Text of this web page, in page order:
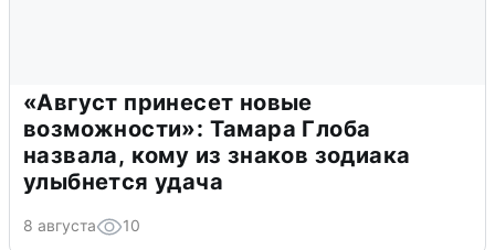
«Август принесет новые
возможности»: Тамара Глоба
назвала, кому из знаков зодиака
улыбнется удача
8 августа 10